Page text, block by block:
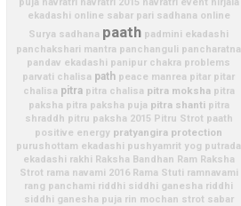
ekadashi online sabar pari sadhana online
Surya sadhana paath padmini ekadashi
panchakshari mantra panchanguli pancharatna
pandav ekadashi panipur chakra problems
parvati chalisa path peace manrea pitar pitar
chalisa pitra pitra chalisa pitra moksha pitra
paksha pitra paksha puja pitra shanti pitra
shraddh pitru paksha 2015 Pitru Strot paath
positive energy pratyangira protection
purushottam ekadashi pushyamrit yog putrada
ekadashi rakhi Raksha Bandhan Ram Raksha
Strot rama navami 2016 Rama Stuti ramnavami
rang panchami riddhi siddhi ganesha riddhi
siddhi ganesha puja rin mochan strot sabar